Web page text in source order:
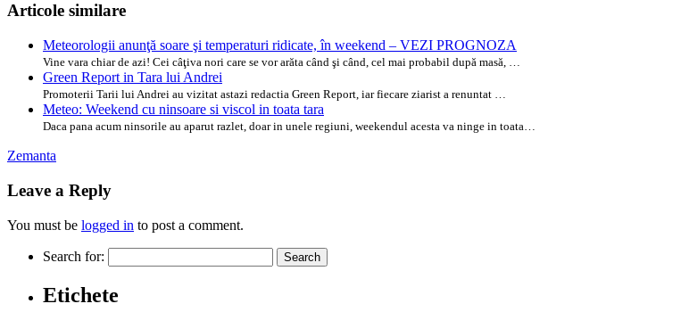
Articole similare
Meteorologii anunţă soare şi temperaturi ridicate, în weekend – VEZI PROGNOZA
Vine vara chiar de azi! Cei câţiva nori care se vor arăta când şi când, cel mai probabil după masă, …
Green Report in Tara lui Andrei
Promoterii Tarii lui Andrei au vizitat astazi redactia Green Report, iar fiecare ziarist a renuntat …
Meteo: Weekend cu ninsoare si viscol in toata tara
Daca pana acum ninsorile au aparut razlet, doar in unele regiuni, weekendul acesta va ninge in toata…
Zemanta
Leave a Reply
You must be logged in to post a comment.
Search for:
Etichete